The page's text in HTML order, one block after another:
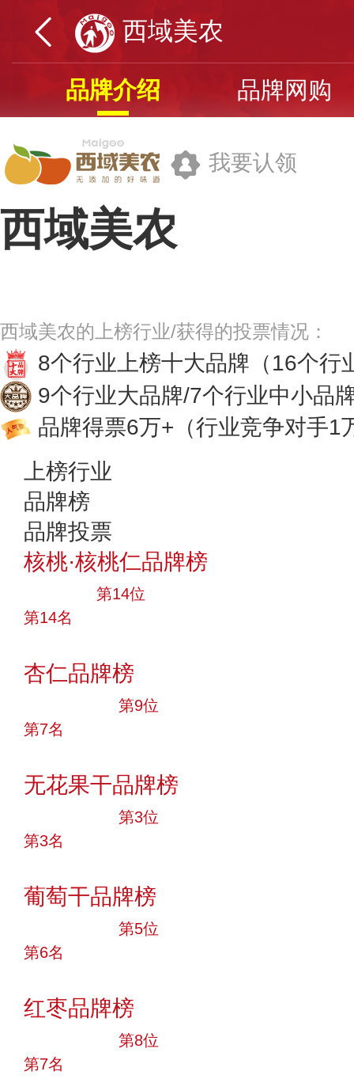
西域美农
品牌介绍 品牌网购
我要认领
西域美农
西域美农的上榜行业/获得的投票情况：
8个行业上榜十大品牌 （16个行
9个行业大品牌/7个行业中小品
品牌得票6万+ （行业竞争对手1
上榜行业
品牌榜
品牌投票
核桃·核桃仁品牌榜
第14位
第14名
杏仁品牌榜
第9位
第7名
无花果干品牌榜
第3位
第3名
葡萄干品牌榜
第5位
第6名
红枣品牌榜
第8位
第7名